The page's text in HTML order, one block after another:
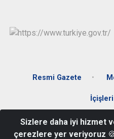
Resmi Gazete
İçişleri
Yenişehir Mahallesi, Cumhuriyet
Sizlere daha iyi hizmet
çerezlere yer veriyoruz